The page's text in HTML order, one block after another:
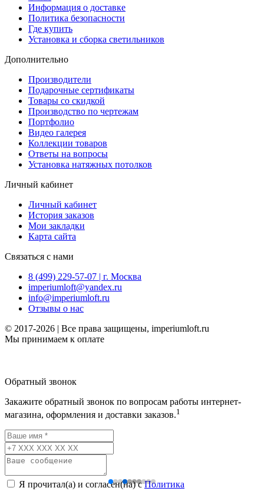
Информация о доставке
Политика безопасности
Где купить
Установка и сборка светильников
Дополнительно
Производители
Подарочные сертификаты
Товары со скидкой
Производство по чертежам
Портфолио
Видео галерея
Коллекции товаров
Ответы на вопросы
Установка натяжных потолков
Личный кабинет
Личный кабинет
История заказов
Мои закладки
Карта сайта
Связаться с нами
8 (499) 229-57-07 | г. Москва
imperiumloft@yandex.ru
info@imperiumloft.ru
Отзывы о нас
© 2017-2026 | Все права защищены, imperiumloft.ru
Мы принимаем к оплате
Обратный звонок
Закажите обратный звонок по вопросам работы интернет-
магазина, оформления и доставки заказов.1
Я прочитал(а) и согласен(на) сПолитика